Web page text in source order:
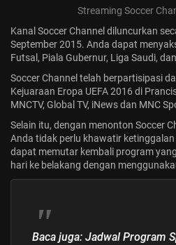
Streaming Soccer
Kanal Soccer Channel diluncurkan
September 2015. Anda dapat
Futsal, Piala Gubernur, Liga Saudi,
Soccer Channel telah berpartisipasi
Kejuaraan Eropa UEFA 2016 di
MNCTV, Global TV, iNews dan MNC
Selain itu, dengan menonton Soccer
Anda tidak perlu khawatir
dapat memutar kembali program
hari ke belakang dengan
Baca juga: Jadwal Program